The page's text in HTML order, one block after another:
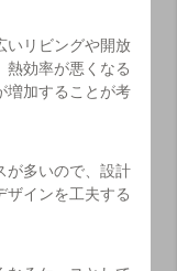
いリビングや開放
熱効率が悪くなる
増加することが考
が多いので、設計
ザインを工夫する